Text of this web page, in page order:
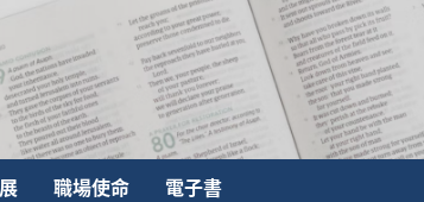
職場使命 電子書